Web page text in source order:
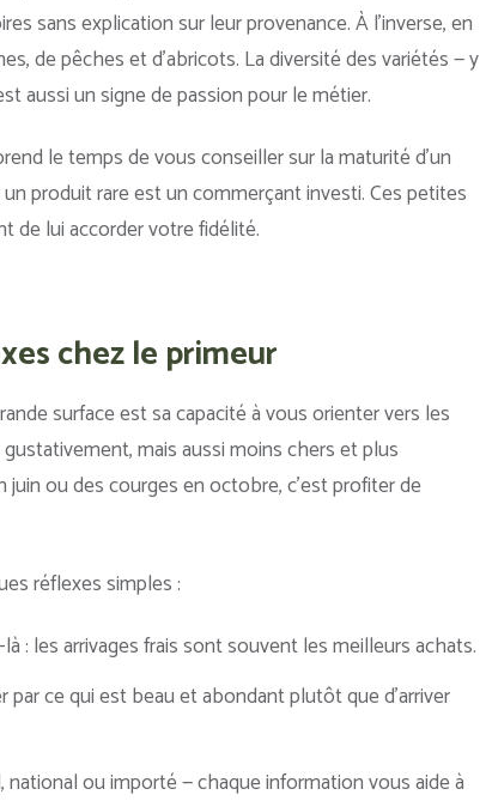
sans explication sur leur provenance. À l’inverse, en
de pêches et d’abricots. La diversité des variétés — y
aussi un signe de passion pour le métier.
le temps de vous conseiller sur la maturité d’un
produit rare est un commerçant investi. Ces petites
de lui accorder votre fidélité.
chez le primeur
surface est sa capacité à vous orienter vers les
mais aussi moins chers et plus
ou des courges en octobre, c’est profiter de
réflexes simples :
: les arrivages frais sont souvent les meilleurs achats.
ce qui est beau et abondant plutôt que d’arriver
ou importé — chaque information vous aide à